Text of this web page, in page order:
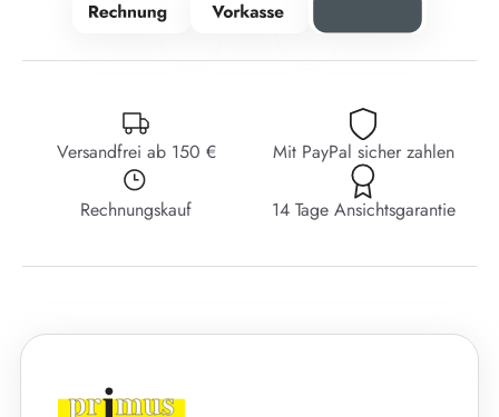
Versandfrei ab 150 € Mit PayPal sicher zahlen
Rechnungskauf 14 Tage Ansichtsgarantie